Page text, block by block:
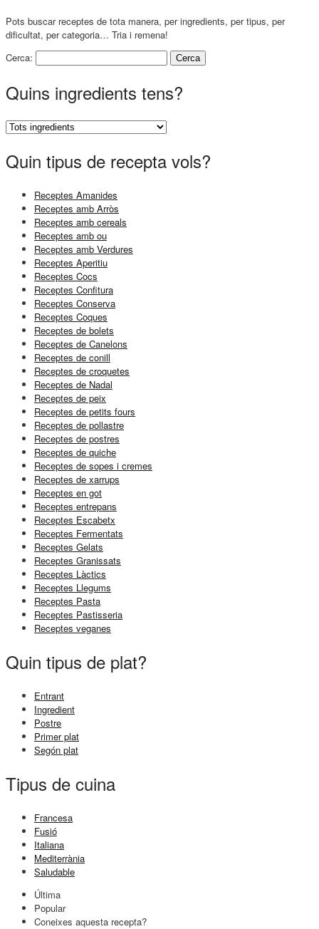
Pots buscar receptes de tota manera, per ingredients, per tipus, per
dificultat, per categoria… Tria i remena!
Cerca:
Quins ingredients tens?
Quin tipus de recepta vols?
Receptes Amanides
Receptes amb Arròs
Receptes amb cereals
Receptes amb ou
Receptes amb Verdures
Receptes Aperitiu
Receptes Cocs
Receptes Confitura
Receptes Conserva
Receptes Coques
Receptes de bolets
Receptes de Canelons
Receptes de conill
Receptes de croquetes
Receptes de Nadal
Receptes de peix
Receptes de petits fours
Receptes de pollastre
Receptes de postres
Receptes de quiche
Receptes de sopes i cremes
Receptes de xarrups
Receptes en got
Receptes entrepans
Receptes Escabetx
Receptes Fermentats
Receptes Gelats
Receptes Granissats
Receptes Làctics
Receptes Llegums
Receptes Pasta
Receptes Pastisseria
Receptes veganes
Quin tipus de plat?
Entrant
Ingredient
Postre
Primer plat
Segón plat
Tipus de cuina
Francesa
Fusió
Italiana
Mediterrània
Saludable
Última
Popular
Coneixes aquesta recepta?